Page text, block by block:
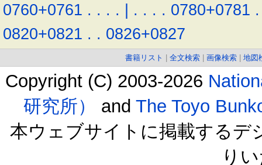
0760+0761 . . . . | . . . . 0780+0781 .
0820+0821 . . 0826+0827
書籍リスト 全文検索 画像検索 地図
Copyright (C) 2003-2026
研究所）
and The Toyo
本ウェブサイトに掲載するデ
り